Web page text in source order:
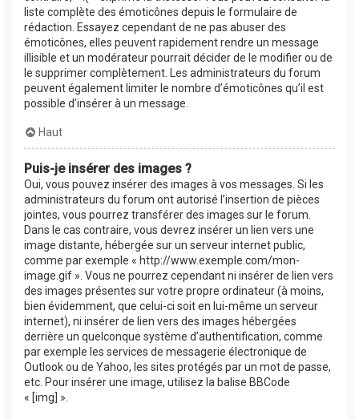
liste complète des émoticônes depuis le formulaire de
rédaction. Essayez cependant de ne pas abuser des
émoticônes, elles peuvent rapidement rendre un message
illisible et un modérateur pourrait décider de le modifier ou de
le supprimer complètement. Les administrateurs du forum
peuvent également limiter le nombre d’émoticônes qu’il est
possible d’insérer à un message.
Haut
Puis-je insérer des images ?
Oui, vous pouvez insérer des images à vos messages. Si les
administrateurs du forum ont autorisé l’insertion de pièces
jointes, vous pourrez transférer des images sur le forum.
Dans le cas contraire, vous devrez insérer un lien vers une
image distante, hébergée sur un serveur internet public,
comme par exemple « http://www.exemple.com/mon-
image.gif ». Vous ne pourrez cependant ni insérer de lien vers
des images présentes sur votre propre ordinateur (à moins,
bien évidemment, que celui-ci soit en lui-même un serveur
internet), ni insérer de lien vers des images hébergées
derrière un quelconque système d’authentification, comme
par exemple les services de messagerie électronique de
Outlook ou de Yahoo, les sites protégés par un mot de passe,
etc. Pour insérer une image, utilisez la balise BBCode
« [img] ».